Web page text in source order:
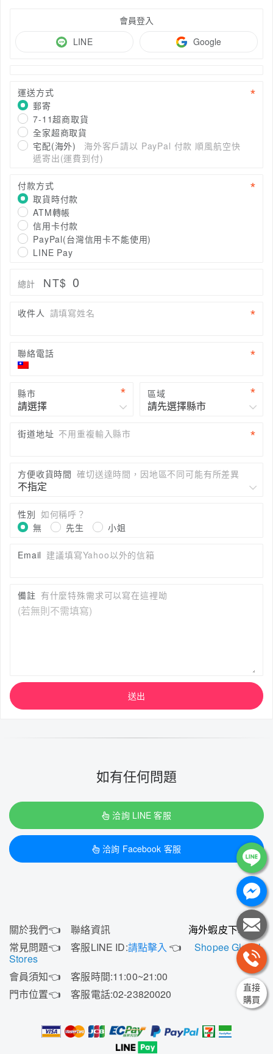
會員登入
LINE
Google
運送方式
郵寄
7-11超商取貨
全家超商取貨
宅配(海外)
海外客戶請以 PayPal 付款 順風航空快
遞寄出(運費到付)
付款方式
取貨時付款
ATM轉帳
信用卡付款
PayPal(台灣信用卡不能使用)
LINE Pay
總計 NT$ 0
收件人 請填寫姓名
聯絡電話
縣市 區域
街道地址 不用重複輸入縣市
方便收貨時間 確切送達時間，因地區不同可能有所差異
性別 如何稱呼？
無
先生 小姐
Email 建議填寫Yahoo以外的信箱
備註 有什麼特殊需求可以寫在這裡呦
送出
如有任何問題
洽詢 LINE 客服
洽詢 Facebook 客服
關於我們👈 聯絡資訊 海外蝦皮下單👇
常見問題👈 客服LINE ID:請點擊入 👈
Shopee Global
Stores
會員須知👈 客服時間:11:00~21:00
門市位置👈 客服電話:02-23820020
直接
購買